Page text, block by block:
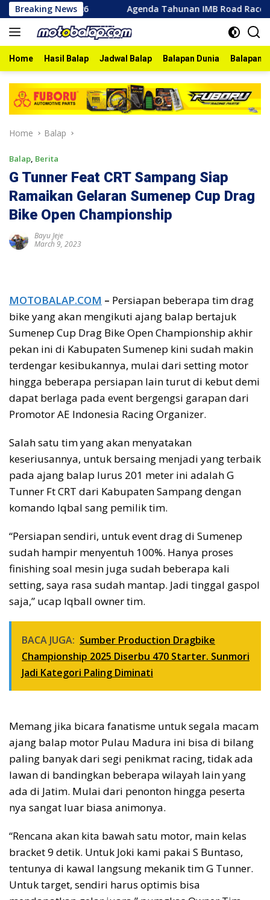
Skip
to
content
Breaking News
2026 Agenda Tahunan IMB Road Race
Home Hasil Balap Jadwal Balap Balapan Dunia Balapan
Home Balap
Balap Berita
G Tunner Feat CRT Sampang Siap
Ramaikan Gelaran Sumenep Cup Drag
Bike Open Championship
Bayu Jeje
March 9, 2023
MOTOBALAP.COM – Persiapan beberapa tim drag
bike yang akan mengikuti ajang balap bertajuk
Sumenep Cup Drag Bike Open Championship akhir
pekan ini di Kabupaten Sumenep kini sudah makin
terdengar kesibukannya, mulai dari setting motor
hingga beberapa persiapan lain turut di kebut demi
dapat berlaga pada event bergengsi garapan dari
Promotor AE Indonesia Racing Organizer.
Salah satu tim yang akan menyatakan
keseriusannya, untuk bersaing menjadi yang terbaik
pada ajang balap lurus 201 meter ini adalah G
Tunner Ft CRT dari Kabupaten Sampang dengan
komando Iqbal sang pemilik tim.
“Persiapan sendiri, untuk event drag di Sumenep
sudah hampir menyentuh 100%. Hanya proses
finishing soal mesin juga sudah beberapa kali
setting, saya rasa sudah mantap. Jadi tinggal gaspol
saja,” ucap Iqball owner tim.
BACA JUGA: Sumber Production Dragbike
Championship 2025 Diserbu 470 Starter. Sunmori
Jadi Kategori Paling Diminati
Memang jika bicara fanatisme untuk segala macam
ajang balap motor Pulau Madura ini bisa di bilang
paling banyak dari segi penikmat racing, tidak ada
lawan di bandingkan beberapa wilayah lain yang
ada di Jatim. Mulai dari penonton hingga peserta
nya sangat luar biasa animonya.
“Rencana akan kita bawah satu motor, main kelas
bracket 9 detik. Untuk Joki kami pakai S Buntaso,
tentunya di kawal langsung mekanik tim G Tunner.
Untuk target, sendiri harus optimis bisa